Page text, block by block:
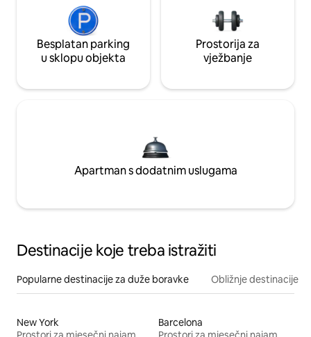
Besplatan parking
u sklopu objekta
Prostorija za
vježbanje
Apartman s dodatnim uslugama
Destinacije koje treba istražiti
Popularne destinacije za duže boravke Obližnje destinacije
New York
Barcelona